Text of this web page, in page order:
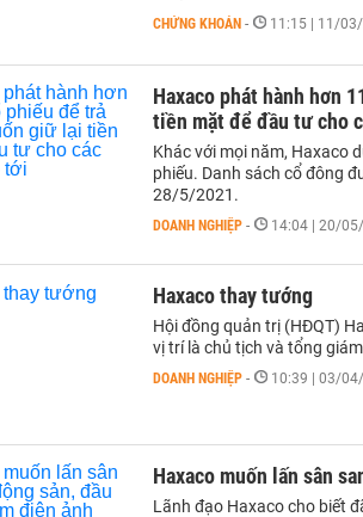
CHỨNG KHOÁN - 11:15 | 11/
Haxaco phát hành hơn
tiền mặt để đầu tư cho
Khác với mọi năm, Haxaco
phiếu. Danh sách cổ đông
28/5/2021.
DOANH NGHIỆP - 14:04 | 20/
Haxaco thay tướng
Hội đồng quản trị (HĐQT)
vị trí là chủ tịch và tổng
DOANH NGHIỆP - 10:39 | 03/
Haxaco muốn lấn sân
Lãnh đạo Haxaco cho biết